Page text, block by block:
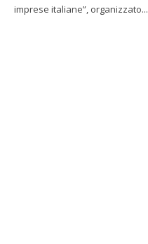
imprese italiane”, organizzato...